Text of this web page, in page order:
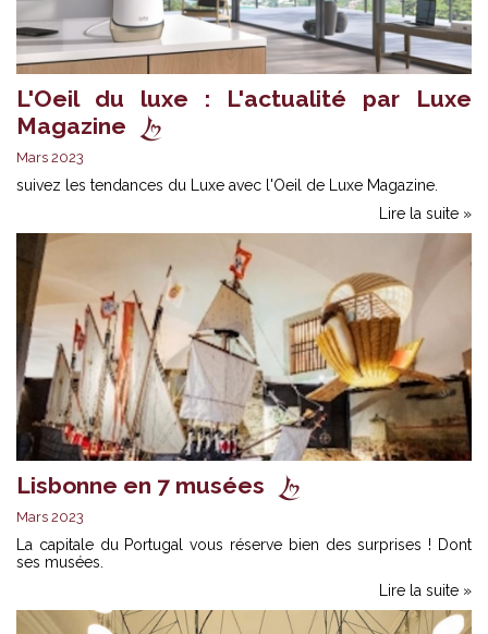
L'Oeil du luxe : L'actualité par Luxe
Magazine
Mars 2023
suivez les tendances du Luxe avec l'Oeil de Luxe Magazine.
Lire la suite »
Lisbonne en 7 musées
Mars 2023
La capitale du Portugal vous réserve bien des surprises ! Dont
ses musées.
Lire la suite »